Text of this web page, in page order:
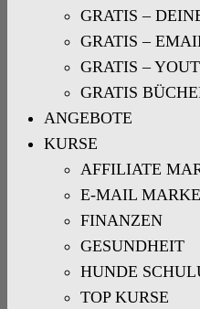
GRATIS –
GRATIS –
GRATIS –
GRATIS
ANGEBOTE
KURSE
AFFILIATE
E-MAIL
FINANZEN
GESUNDHEIT
HUNDE
TOP KURSE